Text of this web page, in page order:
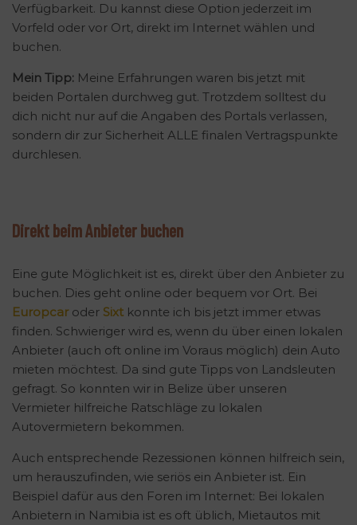
Verfügbarkeit. Du kannst diese Option jederzeit im
Vorfeld oder vor Ort, direkt im Internet wählen und
buchen.
Mein Tipp: Meine Erfahrungen waren bis jetzt mit
beiden Portalen durchweg gut. Trotzdem solltest du
dich nicht nur auf die Angaben des Portals verlassen,
sondern dir zur Sicherheit ALLE finalen Vertragspunkte
durchlesen.
Direkt beim Anbieter buchen
Eine gute Möglichkeit ist es, direkt über den Anbieter zu
buchen. Dies geht online oder bequem vor Ort. Bei
Europcaroder Sixt konnte ich bis jetzt immer etwas
finden. Schwieriger wird es, wenn du über einen lokalen
Anbieter (auch oft online im Voraus möglich) dein Auto
mieten möchtest. Da sind gute Tipps von Landsleuten
gefragt. So konnten wir in Belize über unseren
Vermieter hilfreiche Ratschläge zu lokalen
Autovermietern bekommen.
Auch entsprechende Rezessionen können hilfreich sein,
um herauszufinden, wie seriös ein Anbieter ist. Ein
Beispiel dafür aus den Foren im Internet: Bei lokalen
Anbietern in Namibia ist es oft üblich, Mietautos mit